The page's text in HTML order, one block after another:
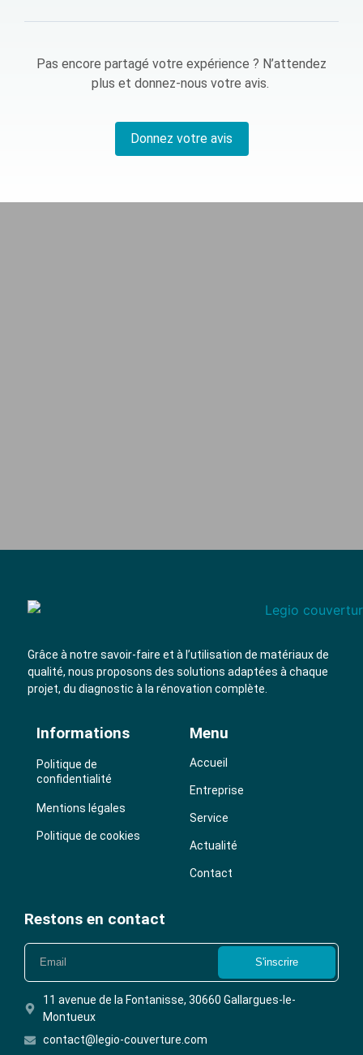
Pas encore partagé votre expérience ? N’attendez
plus et donnez-nous votre avis.
Donnez votre avis
Grâce à notre savoir-faire et à l’utilisation de matériaux de
qualité, nous proposons des solutions adaptées à chaque
projet, du diagnostic à la rénovation complète.
Informations
Politique de
confidentialité
Mentions légales
Politique de cookies
Menu
Accueil
Entreprise
Service
Actualité
Contact
Restons en contact
S'inscrire
11 avenue de la Fontanisse, 30660 Gallargues-le-
Montueux
contact@legio-couverture.com